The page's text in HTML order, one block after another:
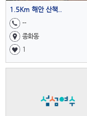
1.5Km 해안 산책..
--
종화동
1